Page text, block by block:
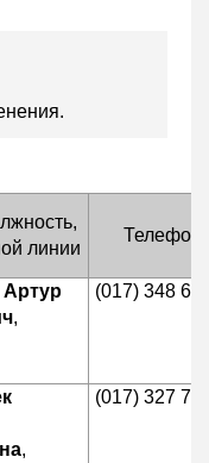
линии
Телефон
Артур
,
(017) 348 61
,
(017) 327 79